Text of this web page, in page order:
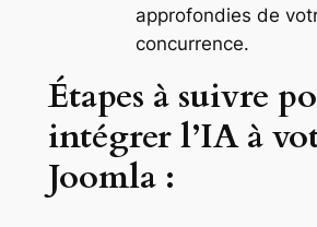
approfondies de
concurrence.
Étapes à suivre
intégrer l’IA à
Joomla :